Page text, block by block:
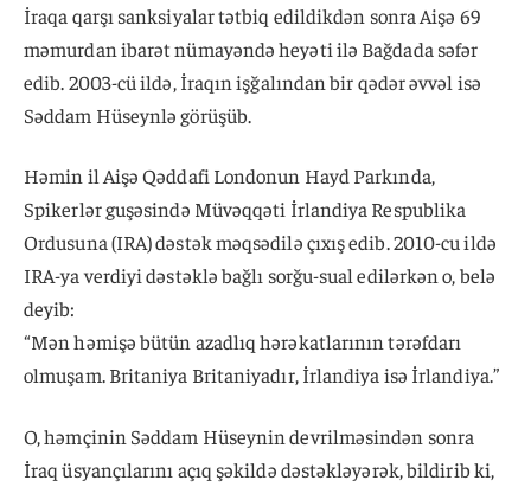
İraqa qarşı sanksiyalar tətbiq edildikdən sonra Aişə 69
məmurdan ibarət nümayəndə heyəti ilə Bağdada səfər
edib. 2003-cü ildə, İraqın işğalından bir qədər əvvəl isə
Səddam Hüseynlə görüşüb.
Həmin il Aişə Qəddafi Londonun Hayd Parkında,
Spikerlər guşəsində Müvəqqəti İrlandiya Respublika
Ordusuna (IRA) dəstək məqsədilə çıxış edib. 2010-cu ildə
IRA-ya verdiyi dəstəklə bağlı sorğu-sual edilərkən o, belə
deyib:
“Mən həmişə bütün azadlıq hərəkatlarının tərəfdarı
olmuşam. Britaniya Britaniyadır, İrlandiya isə İrlandiya.”
O, həmçinin Səddam Hüseynin devrilməsindən sonra
İraq üsyançılarını açıq şəkildə dəstəkləyərək, bildirib ki,